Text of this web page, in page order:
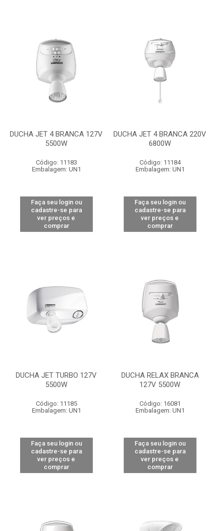
DUCHA JET 4 BRANCA 127V
5500W
Código: 11183
Embalagem: UN1
Faça seu login ou
cadastre-se para
ver preços e
comprar
DUCHA JET 4 BRANCA 220V
6800W
Código: 11184
Embalagem: UN1
Faça seu login ou
cadastre-se para
ver preços e
comprar
DUCHA JET TURBO 127V
5500W
Código: 11185
Embalagem: UN1
Faça seu login ou
cadastre-se para
ver preços e
comprar
DUCHA RELAX BRANCA
127V 5500W
Código: 16081
Embalagem: UN1
Faça seu login ou
cadastre-se para
ver preços e
comprar